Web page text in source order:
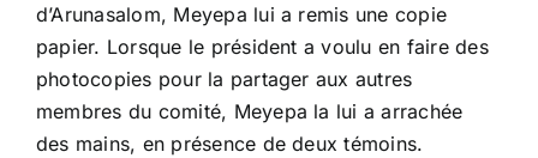
d’Arunasalom, Meyepa lui a remis une copie
papier. Lorsque le président a voulu en faire des
photocopies pour la partager aux autres
membres du comité, Meyepa la lui a arrachée
des mains, en présence de deux témoins.